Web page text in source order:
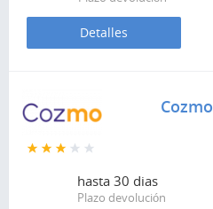
Detalles
Cozmo
hasta 30 dias
Plazo devolución